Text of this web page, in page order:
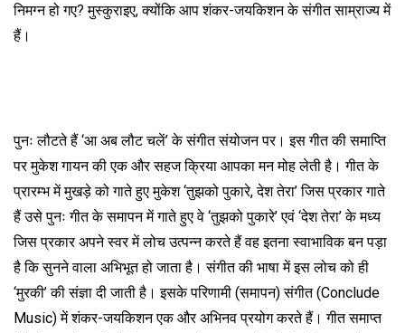
निमग्न हो गए? मुस्कुराइए, क्योंकि आप शंकर-जयकिशन के संगीत साम्राज्य में
हैं।
पुनः लौटते हैं ‘आ अब लौट चलें’ के संगीत संयोजन पर। इस गीत की समाप्ति
पर मुकेश गायन की एक और सहज क्रिया आपका मन मोह लेती है। गीत के
प्रारम्भ में मुखड़े को गाते हुए मुकेश ‘तुझको पुकारे, देश तेरा’ जिस प्रकार गाते
हैं उसे पुनः गीत के समापन में गाते हुए वे ‘तुझको पुकारे’ एवं ‘देश तेरा’ के मध्य
जिस प्रकार अपने स्वर में लोच उत्पन्न करते हैं वह इतना स्वाभाविक बन पड़ा
है कि सुनने वाला अभिभूत हो जाता है। संगीत की भाषा में इस लोच को ही
‘मुरकी’ की संज्ञा दी जाती है। इसके परिणामी (समापन) संगीत (Conclude
Music) में शंकर-जयकिशन एक और अभिनव प्रयोग करते हैं। गीत समाप्त